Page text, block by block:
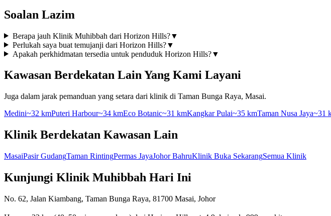
Soalan Lazim
Berapa jauh Klinik Muhibbah dari Horizon Hills?▼
Perlukah saya buat temujanji dari Horizon Hills?▼
Apakah perkhidmatan tersedia untuk penduduk Horizon Hills?▼
Kawasan Berdekatan Lain Yang Kami Layani
Juga dalam jarak pemanduan yang setara dari klinik di Taman Bunga Raya, Masai.
Medini~32 kmPuteri Harbour~34 kmEco Botanic~31 kmKangkar Pulai~35 kmTaman Nusa Jaya~31
Klinik Berdekatan Kawasan Lain
MasaiPasir GudangTaman RintingPermas JayaJohor BahruKlinik Buka SekarangSemua Klinik
Kunjungi Klinik Muhibbah Hari Ini
No. 62, Jalan Kiambang, Taman Bunga Raya, 81700 Masai, Johor